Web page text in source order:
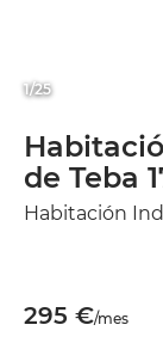
1/25
de Teba
Habitación
295 €/mes